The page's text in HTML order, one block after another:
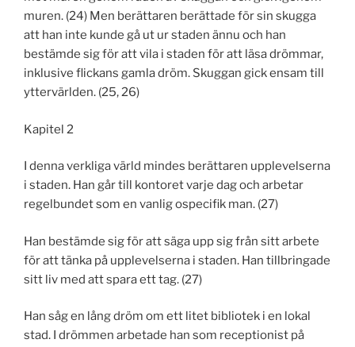
muren. (24) Men berättaren berättade för sin skugga
att han inte kunde gå ut ur staden ännu och han
bestämde sig för att vila i staden för att läsa drömmar,
inklusive flickans gamla dröm. Skuggan gick ensam till
yttervärlden. (25, 26)
Kapitel 2
I denna verkliga värld mindes berättaren upplevelserna
i staden. Han går till kontoret varje dag och arbetar
regelbundet som en vanlig ospecifik man. (27)
Han bestämde sig för att säga upp sig från sitt arbete
för att tänka på upplevelserna i staden. Han tillbringade
sitt liv med att spara ett tag. (27)
Han såg en lång dröm om ett litet bibliotek i en lokal
stad. I drömmen arbetade han som receptionist på